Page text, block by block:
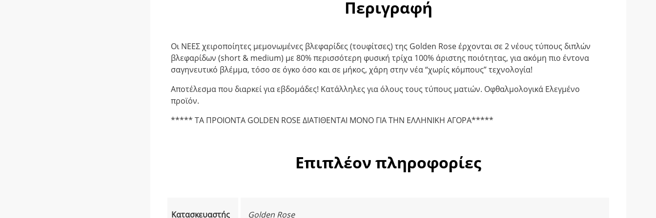
Περιγραφή
Οι ΝΕΕΣ χειροποίητες μεμονωμένες βλεφαρίδες (τουφίτσες) της Golden Rose έρχονται σε 2 νέους τύπους διπλών
βλεφαρίδων (short & medium) με 80% περισσότερη φυσική τρίχα 100% άριστης ποιότητας, για ακόμη πιο έντονα
σαγηνευτικό βλέμμα, τόσο σε όγκο όσο και σε μήκος, χάρη στην νέα “χωρίς κόμπους” τεχνολογία!
Αποτέλεσμα που διαρκεί για εβδομάδες! Κατάλληλες για όλους τους τύπους ματιών. Οφθαλμολογικά Ελεγμένο
προϊόν.
***** TA ΠΡΟΙΟΝΤΑ GOLDEN ROSE ΔΙΑΤΙΘΕΝΤΑΙ ΜΟΝΟ ΓΙΑ ΤΗΝ ΕΛΛΗΝΙΚΗ ΑΓΟΡΑ*****
Επιπλέον πληροφορίες
Κατασκευαστής Golden Rose